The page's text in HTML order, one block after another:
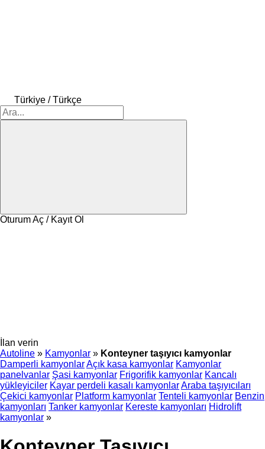
Türkiye / Türkçe
Oturum Aç / Kayıt Ol
İlan verin
Autoline » Kamyonlar » Konteyner taşıyıcı kamyonlar
Damperli kamyonlarAçık kasa kamyonlar Kamyonlar
panelvanlar Şasi kamyonlar Frigorifik kamyonlar Kancalı
yükleyiciler Kayar perdeli kasalı kamyonlarAraba taşıyıcıları
Çekici kamyonlar Platform kamyonlar Tenteli kamyonlar Benzin
kamyonları Tanker kamyonlar Kereste kamyonları Hidrolift
kamyonlar »